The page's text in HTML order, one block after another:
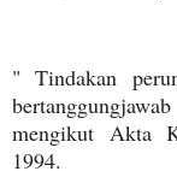
" Tindakan
mengikut Akta
1994.